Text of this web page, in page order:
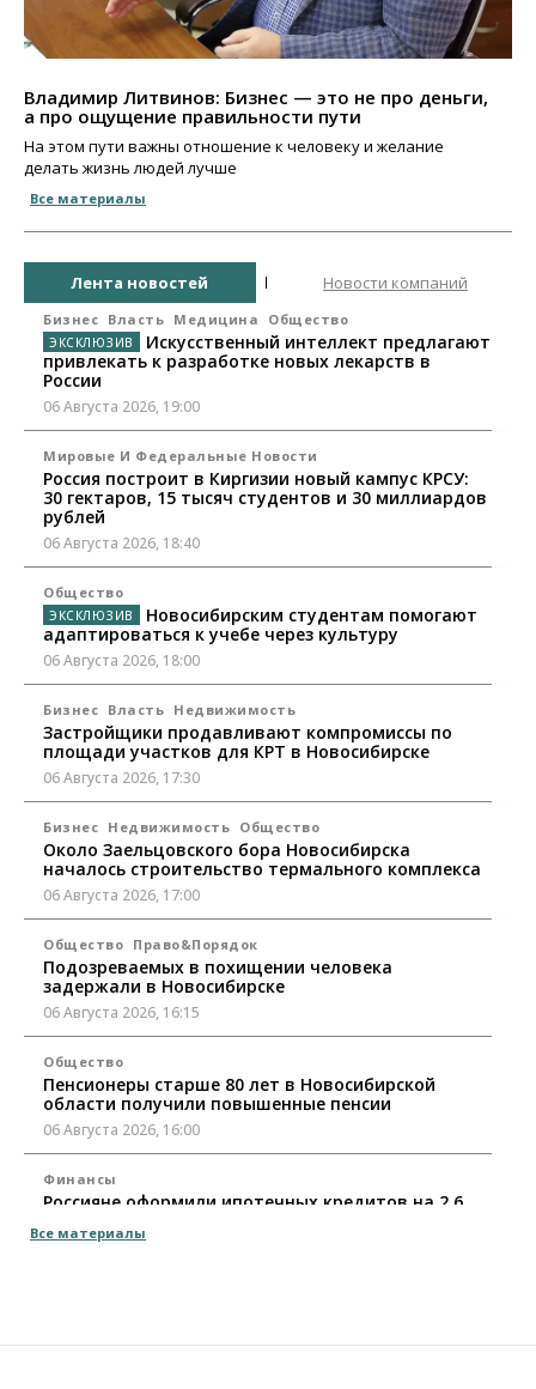
Владимир Литвинов: Бизнес — это не про деньги,
а про ощущение правильности пути
На этом пути важны отношение к человеку и желание
делать жизнь людей лучше
Все материалы
Лента новостей Новости компаний
Бизнес Власть Медицина Общество
Искусственный интеллект предлагают
привлекать к разработке новых лекарств в
России
06 Августа 2026, 19:00
Мировые И Федеральные Новости
Россия построит в Киргизии новый кампус КРСУ:
30 гектаров, 15 тысяч студентов и 30 миллиардов
рублей
06 Августа 2026, 18:40
Общество
Новосибирским студентам помогают
адаптироваться к учебе через культуру
06 Августа 2026, 18:00
Бизнес Власть Недвижимость
Застройщики продавливают компромиссы по
площади участков для КРТ в Новосибирске
06 Августа 2026, 17:30
Бизнес Недвижимость Общество
Около Заельцовского бора Новосибирска
началось строительство термального комплекса
06 Августа 2026, 17:00
Общество Право&Порядок
Подозреваемых в похищении человека
задержали в Новосибирске
06 Августа 2026, 16:15
Общество
Пенсионеры старше 80 лет в Новосибирской
области получили повышенные пенсии
06 Августа 2026, 16:00
Финансы
Россияне оформили ипотечных кредитов на 2,6
06 Августа 2026, 15:53
Все материалы